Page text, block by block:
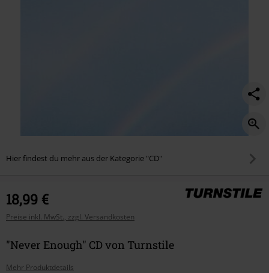
Hier findest du mehr aus der Kategorie "CD"
18,99 €
Preise inkl. MwSt., zzgl. Versandkosten
"Never Enough" CD von Turnstile
Mehr Produktdetails